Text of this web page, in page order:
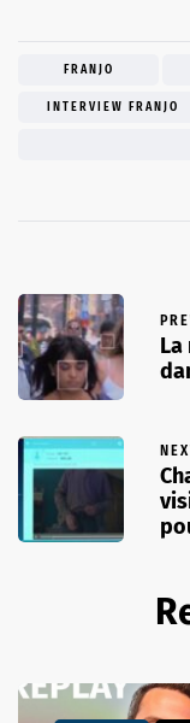
FRANJO
INTERVIEW FRANJO